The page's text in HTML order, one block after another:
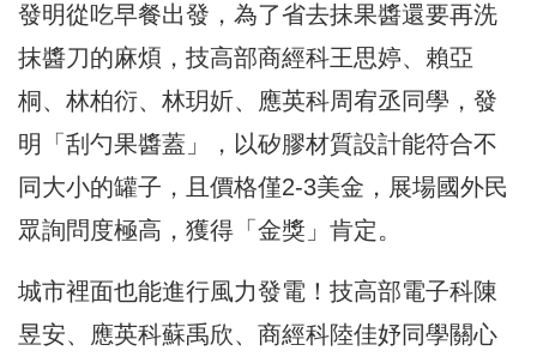
發明從吃早餐出發，為了省去抹果醬還要再洗
抹醬刀的麻煩， 技高部商經科王思婷、賴亞
桐、林柏衍、林玥妡、 應英科周宥丞同學，發
明「刮勺果醬蓋」， 以矽膠材質設計能符合不
同大小的罐子，且價格僅2-3美金， 展場國外民
眾詢問度極高，獲得「金獎」肯定。
城市裡面也能進行風力發電！技高部電子科陳
昱安、應英科蘇禹欣、 商經科陸佳妤同學關心